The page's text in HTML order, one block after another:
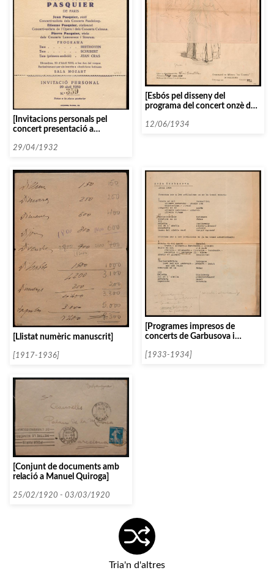
[Invitacions personals pel
concert presentació a
Pasquier de París]
29/04/1932
[Esbós pel disseny del
programa del concert onzè del
l’Orquestra Simfònica de
12/06/1934
[Llistat numèric manuscrit]
[1917-1936]
[Programes impresos de
concerts de Garbusova i
[1933-1934]
[Conjunt de documents amb
relació a Manuel Quiroga]
25/02/1920 - 03/03/1920
Tria'n d'altres